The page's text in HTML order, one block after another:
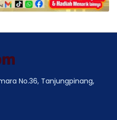
No.36, Tanjungpinang,